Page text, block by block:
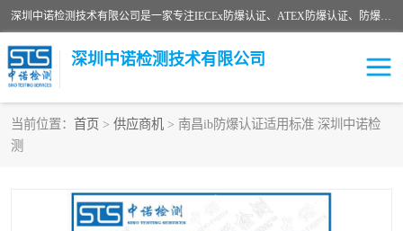
深圳中诺检测技术有限公司是一家专注IECEx防爆认证、ATEX防爆认证、防爆电气检测、防爆合格证、煤安认证等代理机构，可为客户提供从防爆设计、认证、现场检查、工程施工改造、培训等一站式服务。
深圳中诺检测技术有限公司
当前位置： 首页 > 供应商机 > 南昌ib防爆认证适用标准 深圳中诺检
测
防爆3C认证 现场防爆检测